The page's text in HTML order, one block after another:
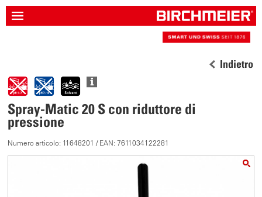
Indietro
Spray-Matic 20 S con riduttore di
pressione
Numero articolo: 11648201 / EAN: 7611034122281